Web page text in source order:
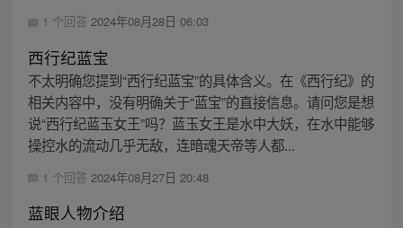
1 个回答 2024年08月28日 06:03
西行纪蓝宝
不太明确您提到“西行纪蓝宝”的具体含义。在《西行纪》的
相关内容中，没有明确关于“蓝宝”的直接信息。请问您是想
说“西行纪蓝玉女王”吗？蓝玉女王是水中大妖，在水中能够
操控水的流动几乎无敌，连暗魂天帝等人都...
1 个回答 2024年08月27日 20:48
蓝眼人物介绍